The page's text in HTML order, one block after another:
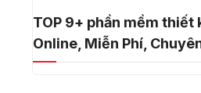
TOP 9+ phần mềm thiết
Online, Miễn Phí,